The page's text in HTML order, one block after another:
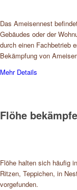
Das Ameisennest
Gebäudes oder der
durch einen Fachbetrieb
Bekämpfung von
Mehr Details
Flöhe
Flöhe halten sich häufig
Ritzen, Teppichen, in
vorgefunden.